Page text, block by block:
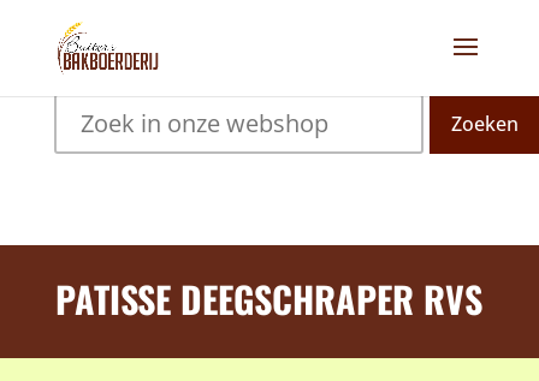
Zoeken
PATISSE DEEGSCHRAPER RVS